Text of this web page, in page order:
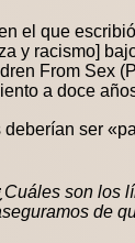
el que
y racismo]
From Sex
a doce
ser
son los
de